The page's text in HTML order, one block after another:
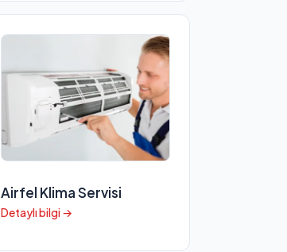
Airfel Klima Servisi
Detaylı bilgi →